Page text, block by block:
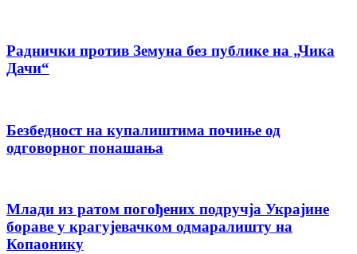
Раднички против Земуна без публике на „Чика
Дачи“
Безбедност на купалиштима почиње од
одговорног понашања
Млади из ратом погођених подручја Украјине
бораве у крагујевачком одмаралишту на
Копаонику